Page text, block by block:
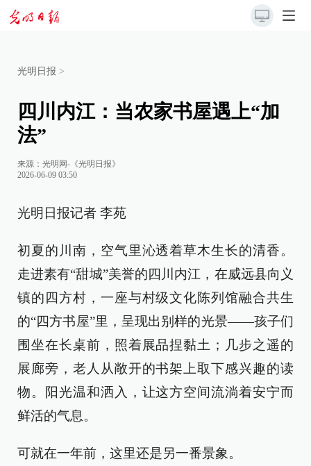
光明日报 >
四川内江：当农家书屋遇上“加
法”
来源： 光明网-《光明日报》
2026-06-09 03:50
光明日报记者 李苑
初夏的川南，空气里沁透着草木生长的清香。
走进素有“甜城”美誉的四川内江，在威远县向义
镇的四方村，一座与村级文化陈列馆融合共生
的“四方书屋”里，呈现出别样的光景——孩子们
围坐在长桌前，照着展品捏黏土；几步之遥的
展廊旁，老人从敞开的书架上取下感兴趣的读
物。阳光温和洒入，让这方空间流淌着安宁而
鲜活的气息。
可就在一年前，这里还是另一番景象。